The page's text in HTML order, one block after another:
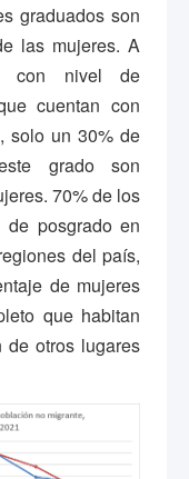
graduados son
las mujeres. A
con nivel de
cuentan con
solo un 30% de
grado son
70% de los
de posgrado en
del país,
de mujeres
que habitan
otros lugares